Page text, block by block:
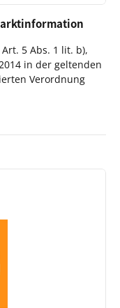
5 Abs. 1 lit. b),
in der geltenden
Verordnung